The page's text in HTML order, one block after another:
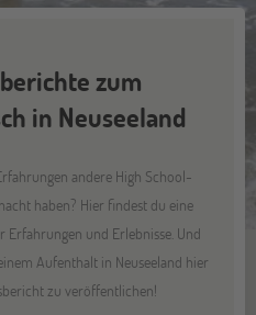
zum
in Neuseeland
andere High School-
haben? Hier findest du eine
und Erlebnisse. Und
Aufenthalt in Neuseeland hier
zu veröffentlichen!